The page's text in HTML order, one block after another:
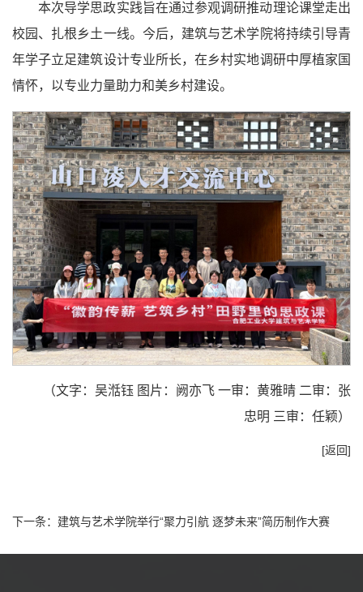
本次导学思政实践旨在通过参观调研推动理论课堂走出
校园、扎根乡土一线。今后，建筑与艺术学院将持续引导青
年学子立足建筑设计专业所长，在乡村实地调研中厚植家国
情怀，以专业力量助力和美乡村建设。
（文字：吴湉钰 图片：阙亦飞 一审：黄雅晴 二审：张
忠明 三审：任颖）
[返回]
下一条： 建筑与艺术学院举行“聚力引航 逐梦未来”简历制作大赛